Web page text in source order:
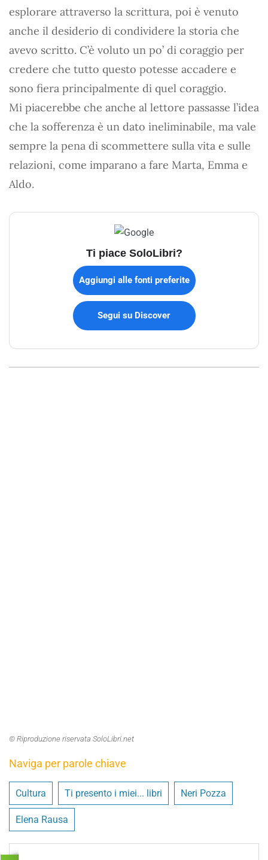
esplorare attraverso la scrittura, poi è venuto
anche il desiderio di condividere la storia che
avevo scritto. C’è voluto un po’ di coraggio per
credere che tutto questo potesse accadere e
sono fiera principalmente di quel coraggio.
Mi piacerebbe che anche al lettore passasse l’idea
che la sofferenza è un dato ineliminabile, ma vale
sempre la pena di scommettere sulla vita e sulle
relazioni, come imparano a fare Marta, Emma e
Aldo.
Ti piace SoloLibri?
Aggiungi alle fonti preferite
Segui su Discover
© Riproduzione riservata SoloLibri.net
Naviga per parole chiave
Cultura Ti presento i miei... libri Neri Pozza
Elena Rausa